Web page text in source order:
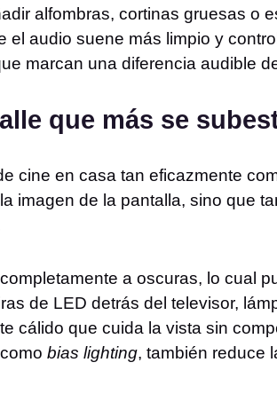
alfombras, cortinas gruesas o
el audio suene más limpio y
marcan una diferencia audible
que más se
cine en casa tan eficazmente
imagen de la pantalla, sino que
a oscuras, lo cual
de LED detrás del televisor,
cálido que cuida la vista sin
bias lighting, también reduce